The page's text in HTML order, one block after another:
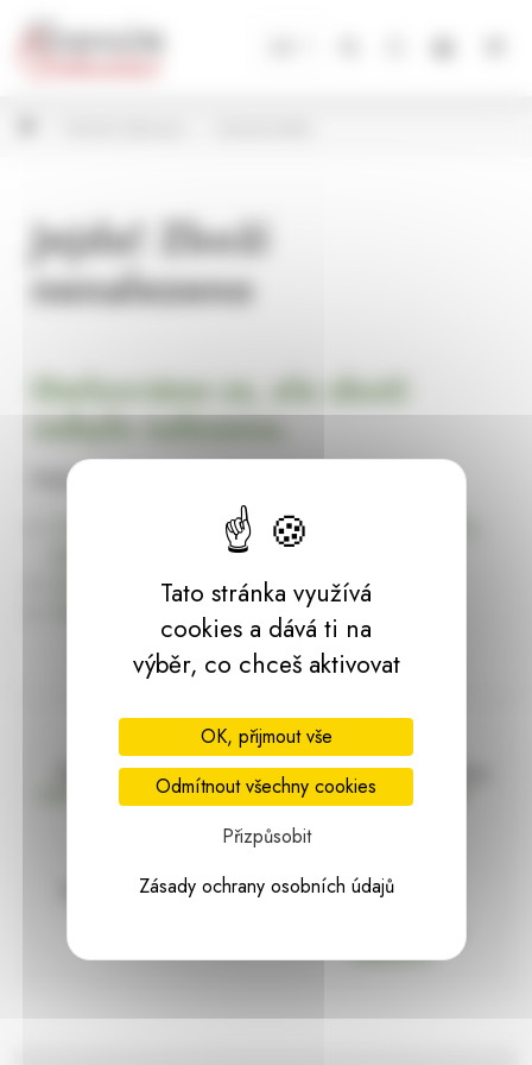
Jejda! Zboží
nenalezeno
Omlouváme se, ale zboží
nebylo nalezeno.
Pokračujte na
Úvodní stránku Dekorace, bytové a zahradní doplňky,
dárky | HARASIM.info
Doprava zdarma
nad 2000 Kč bez DPH
Vše máme skladem
Ihned k odeslání
97% hodnocení Zásilka pod
Panel pro správu cookies
Tato stránka využívá
cookies a dává ti na
výběr, co chceš aktivovat
OK, přijmout vše
Odmítnout všechny cookies
Přizpůsobit
Zásady ochrany osobních údajů